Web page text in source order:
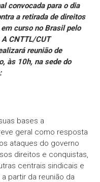
convocada para o dia
a retirada de direitos
curso no Brasil pelo
CNTTL/CUT
reunião de
às 10h, na sede do
bases a
geral como resposta
ataques do governo
direitos e conquistas,
centrais sindicais e
partir da reunião da